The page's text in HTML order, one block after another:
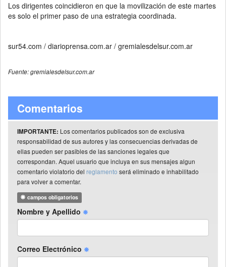
Los dirigentes coincidieron en que la movilización de este martes
es solo el primer paso de una estrategia coordinada.
sur54.com / diarioprensa.com.ar / gremialesdelsur.com.ar
Fuente: gremialesdelsur.com.ar
Comentarios
IMPORTANTE: Los comentarios publicados son de exclusiva
responsabilidad de sus autores y las consecuencias derivadas de
ellas pueden ser pasibles de las sanciones legales que
correspondan. Aquel usuario que incluya en sus mensajes algun
comentario violatorio del reglamento será eliminado e inhabilitado
para volver a comentar.
campos obligatorios
Nombre y Apellido
Correo Electrónico